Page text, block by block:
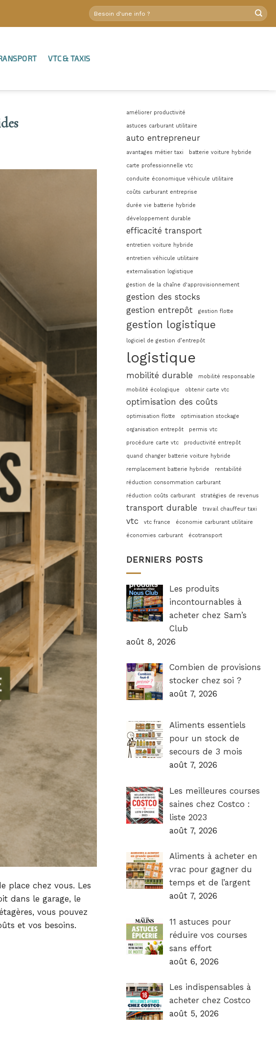
VTC & TAXIS
place chez vous. Les
dans le garage, le
vous pouvez
et vos besoins.
améliorer productivité
astuces carburant utilitaire
auto entrepreneur
avantages métier taxi batterie voiture hybride
carte professionnelle vtc
conduite économique véhicule utilitaire
coûts carburant entreprise
durée vie batterie hybride
développement durable
efficacité transport
entretien voiture hybride
entretien véhicule utilitaire
externalisation logistique
gestion de la chaîne d'approvisionnement
gestion des stocks
gestion entrepôt
gestion flotte
gestion logistique
logiciel de gestion d’entrepôt
logistique
mobilité durable mobilité responsable
mobilité écologique obtenir carte vtc
optimisation des coûts
optimisation flotte optimisation stockage
organisation entrepôt permis vtc
procédure carte vtc productivité entrepôt
quand changer batterie voiture hybride
remplacement batterie hybride rentabilité
réduction consommation carburant
réduction coûts carburant stratégies de revenus
transport durable travail chauffeur taxi
vtc vtc france économie carburant utilitaire
économies carburant écotransport
DERNIERS POSTS
Les produits
incontournables à
acheter chez Sam’s
Club
août 8, 2026
Combien de provisions
stocker chez soi ?
août 7, 2026
Aliments essentiels
pour un stock de
secours de 3 mois
août 7, 2026
Les meilleures courses
saines chez Costco :
liste 2023
août 7, 2026
Aliments à acheter en
vrac pour gagner du
temps et de l’argent
août 7, 2026
11 astuces pour
réduire vos courses
sans effort
août 6, 2026
Les indispensables à
acheter chez Costco
août 5, 2026